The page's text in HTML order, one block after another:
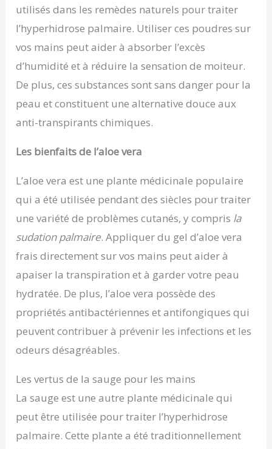
utilisés dans les remèdes naturels pour traiter
l’hyperhidrose palmaire. Utiliser ces poudres sur
vos mains peut aider à absorber l’excès
d’humidité et à réduire la sensation de moiteur.
De plus, ces substances sont sans danger pour la
peau et constituent une alternative douce aux
anti-transpirants chimiques.
Les bienfaits de l’aloe vera
L’aloe vera est une plante médicinale populaire
qui a été utilisée pendant des siècles pour traiter
une variété de problèmes cutanés, y compris la
sudation palmaire. Appliquer du gel d’aloe vera
frais directement sur vos mains peut aider à
apaiser la transpiration et à garder votre peau
hydratée. De plus, l’aloe vera possède des
propriétés antibactériennes et antifongiques qui
peuvent contribuer à prévenir les infections et les
odeurs désagréables.
Les vertus de la sauge pour les mains
La sauge est une autre plante médicinale qui
peut être utilisée pour traiter l’hyperhidrose
palmaire. Cette plante a été traditionnellement